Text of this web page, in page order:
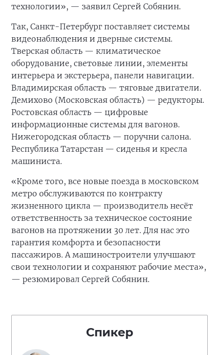
технологии», — заявил Сергей Собянин.
Так, Санкт-Петербург поставляет системы
видеонаблюдения и дверные системы.
Тверская область — климатическое
оборудование, световые линии, элементы
интерьера и экстерьера, панели навигации.
Владимирская область — тяговые двигатели.
Демихово (Московская область) — редукторы.
Ростовская область — цифровые
информационные системы для вагонов.
Нижегородская область — поручни салона.
Республика Татарстан — сиденья и кресла
машиниста.
«Кроме того, все новые поезда в московском
метро обслуживаются по контракту
жизненного цикла — производитель несёт
ответственность за техническое состояние
вагонов на протяжении 30 лет. Для нас это
гарантия комфорта и безопасности
пассажиров. А машиностроители улучшают
свои технологии и сохраняют рабочие места»,
— резюмировал Сергей Собянин.
Спикер